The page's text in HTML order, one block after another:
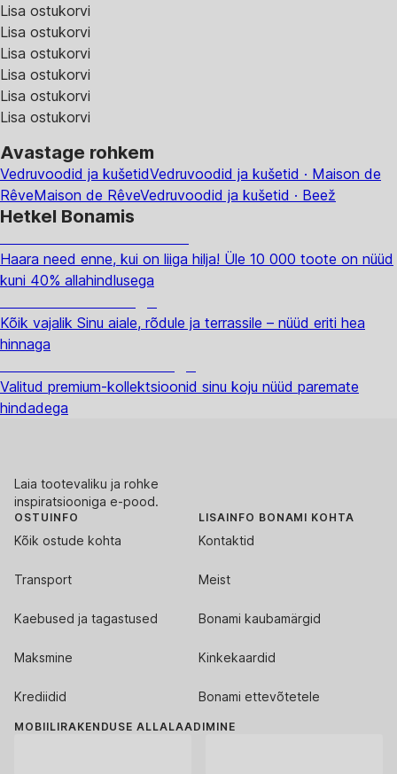
Lisa ostukorvi
Lisa ostukorvi
Lisa ostukorvi
Lisa ostukorvi
Lisa ostukorvi
Lisa ostukorvi
Avastage rohkem
Vedruvoodid ja kušetidVedruvoodid ja kušetid · Maison de
RêveMaison de RêveVedruvoodid ja kušetid · Beež
Hetkel Bonamis
Haara need enne, kui on liiga hilja! Üle 10 000 toote on nüüd
kuni 40% allahindlusega
Kõik vajalik Sinu aiale, rõdule ja terrassile – nüüd eriti hea
hinnaga
Valitud premium-kollektsioonid sinu koju nüüd paremate
hindadega
Laia tootevaliku ja rohke
inspiratsiooniga e-pood.
OSTUINFO
Kõik ostude kohta
Transport
Kaebused ja tagastused
Maksmine
Krediidid
LISAINFO BONAMI KOHTA
Kontaktid
Meist
Bonami kaubamärgid
Kinkekaardid
Bonami ettevõtetele
MOBIILIRAKENDUSE ALLALAADIMINE